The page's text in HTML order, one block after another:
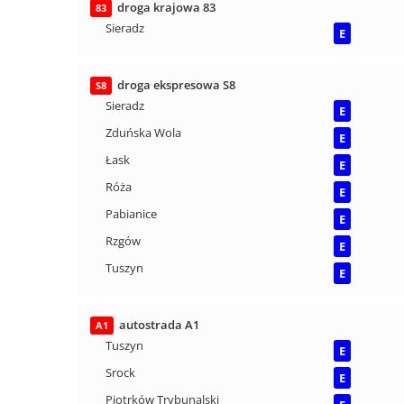
83
droga krajowa 83
Sieradz
E
S8
droga ekspresowa S8
Sieradz
E
Zduńska Wola
E
Łask
E
Róża
E
Pabianice
E
Rzgów
E
Tuszyn
E
A1
autostrada A1
Tuszyn
E
Srock
E
Piotrków Trybunalski